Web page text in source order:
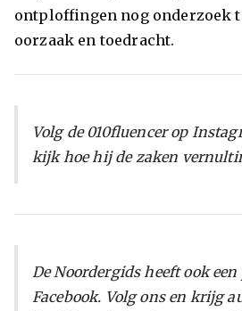
ontploffingen nog onderzoek
oorzaak en toedracht.
Volg de 010fluencer op
kijk hoe hij de zaken
De Noordergids heeft ook
Facebook. Volg ons en krijg